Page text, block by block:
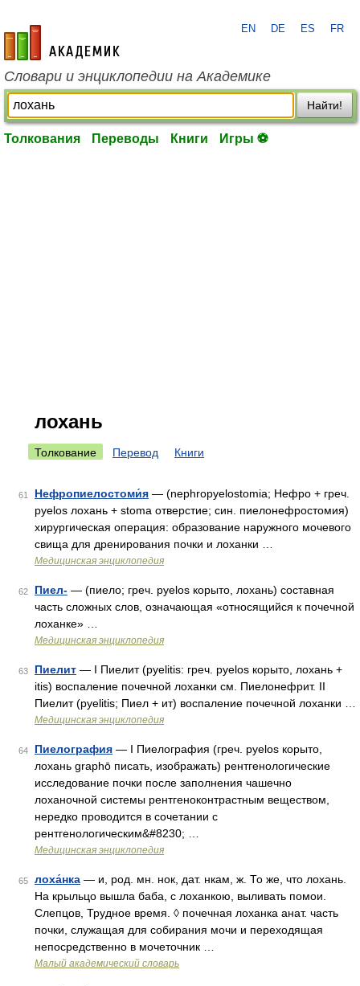
academic.ru
EN DE ES FR
Словари и энциклопедии на Академике
Найти!
Толкования Переводы Книги Игры ⚽
лохань
Толкование Перевод Книги
61 Нефропиелостоми́я — (nephropyelostomia; Нефро + греч.
pyelos лохань + stoma отверстие; син. пиелонефростомия)
хирургическая операция: образование наружного мочевого
свища для дренирования почки и лоханки …
Медицинская энциклопедия
62 Пиел- — (пиело; греч. pyelos корыто, лохань) составная
часть сложных слов, означающая «относящийся к почечной
лоханке» …
Медицинская энциклопедия
63 Пиелит — I Пиелит (pyelitis: греч. pyelos корыто, лохань +
itis) воспаление почечной лоханки см. Пиелонефрит. II
Пиелит (pyelitis; Пиел + ит) воспаление почечной лоханки …
Медицинская энциклопедия
64 Пиелография — I Пиелография (греч. pyelos корыто,
лохань graphō писать, изображать) рентгенологические
исследование почки после заполнения чашечно
лоханочной системы рентгеноконтрастным веществом,
нередко проводится в сочетании с
рентгенологическим&#8230; …
Медицинская энциклопедия
65 лоха́нка — и, род. мн. нок, дат. нкам, ж. То же, что лохань.
На крыльцо вышла баба, с лоханкою, выливать помои.
Слепцов, Трудное время. ◊ почечная лоханка анат. часть
почки, служащая для собирания мочи и переходящая
непосредственно в мочеточник …
Малый академический словарь